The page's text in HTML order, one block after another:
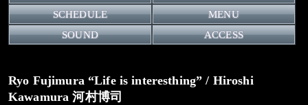
SCHEDULE
MENU
SOUND
ACCESS
Ryo Fujimura “Life is interesthing” / Hiroshi
Kawamura 河村博司